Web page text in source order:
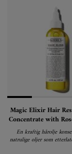
Magic Elixir Hair
Concentrate with
and
En kraftig hårolje
natrulige oljer som